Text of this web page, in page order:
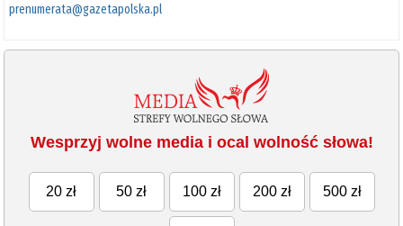
prenumerata@gazetapolska.pl
Wesprzyj wolne media i ocal wolność słowa!
20 zł 50 zł 100 zł 200 zł 500 zł